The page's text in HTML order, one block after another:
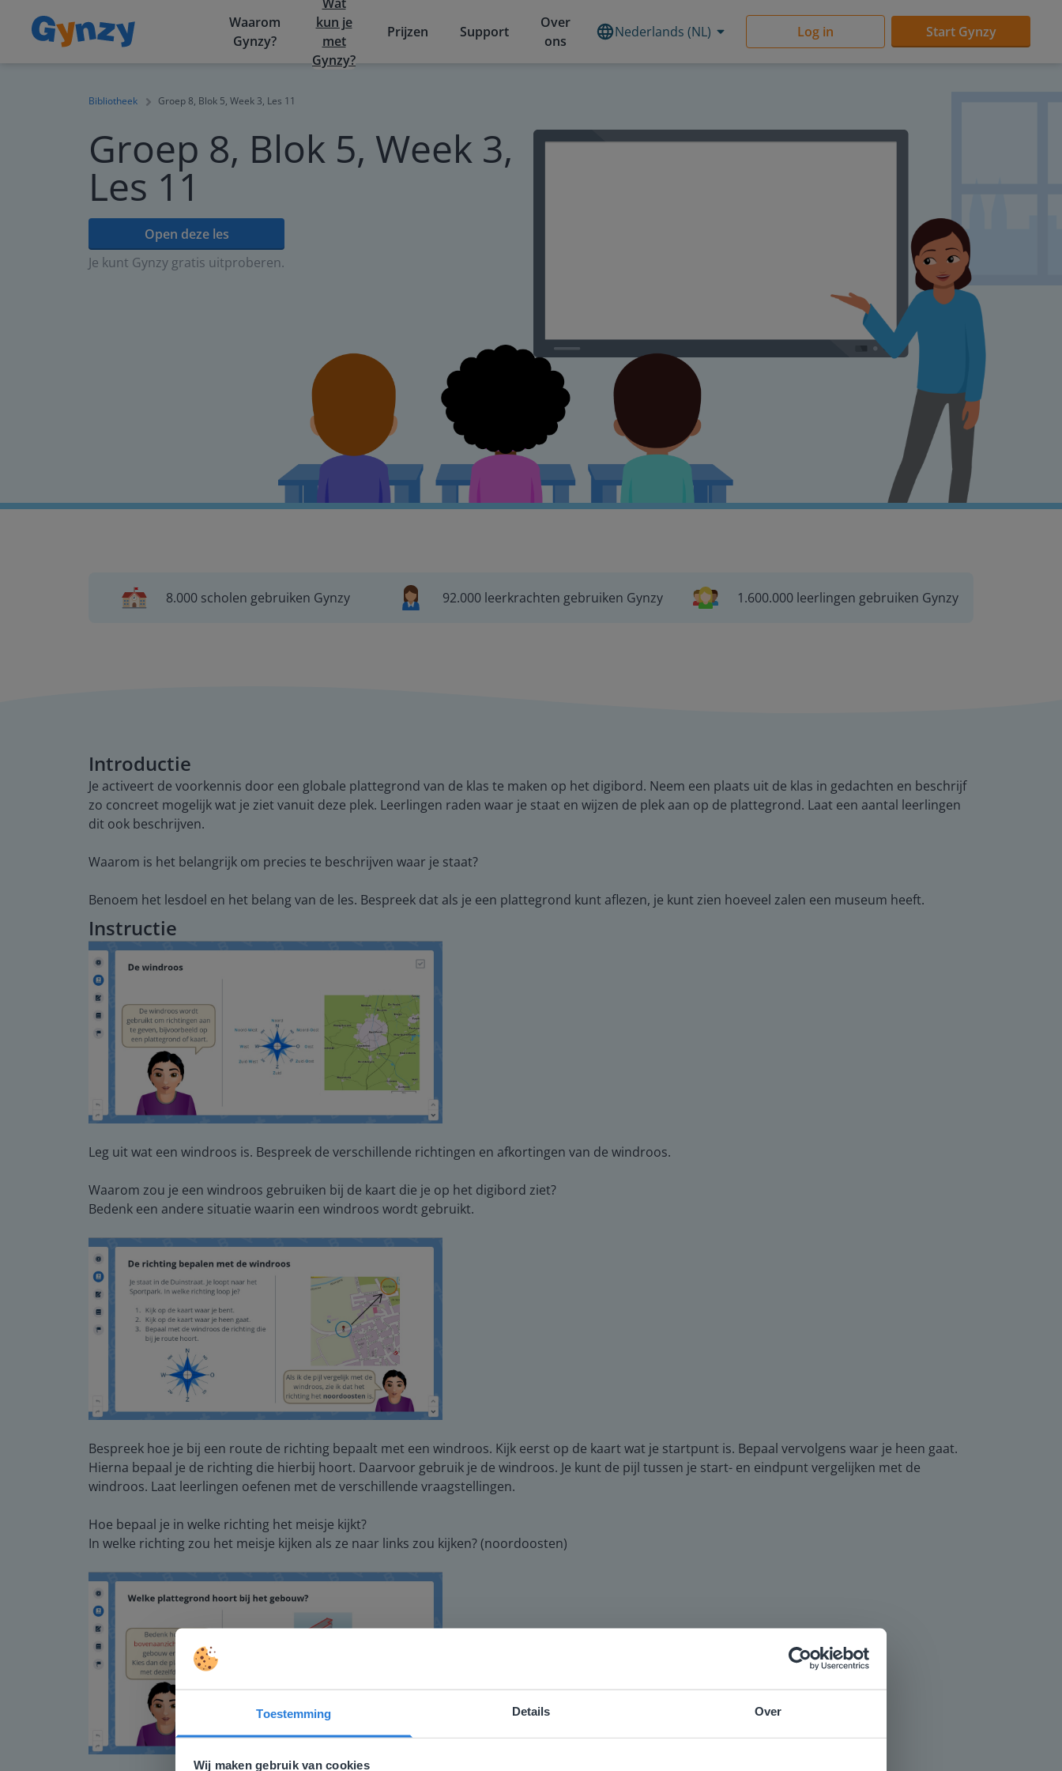
Toestemming Details Over
Wij maken gebruik van cookies
Waarom
Gynzy?
kun je
met
Gynzy?
Prijzen Support
Over
ons
Nederlands (NL) Log in Start Gynzy
Bibliotheek Groep 8, Blok 5, Week 3, Les 11
Groep 8, Blok 5, Week 3,
Les 11
Open deze les
Je kunt Gynzy gratis uitproberen.
8.000 scholen gebruiken Gynzy 92.000 leerkrachten gebruiken Gynzy 1.600.000 leerlingen gebruiken Gynzy
Introductie
Je activeert de voorkennis door een globale plattegrond van de klas te maken op het digibord. Neem een plaats uit de klas in gedachten en beschrijf
zo concreet mogelijk wat je ziet vanuit deze plek. Leerlingen raden waar je staat en wijzen de plek aan op de plattegrond. Laat een aantal leerlingen
dit ook beschrijven.
Waarom is het belangrijk om precies te beschrijven waar je staat?
Benoem het lesdoel en het belang van de les. Bespreek dat als je een plattegrond kunt aflezen, je kunt zien hoeveel zalen een museum heeft.
Instructie
Leg uit wat een windroos is. Bespreek de verschillende richtingen en afkortingen van de windroos.
Waarom zou je een windroos gebruiken bij de kaart die je op het digibord ziet?
Bedenk een andere situatie waarin een windroos wordt gebruikt.
Bespreek hoe je bij een route de richting bepaalt met een windroos. Kijk eerst op de kaart wat je startpunt is. Bepaal vervolgens waar je heen gaat.
Hierna bepaal je de richting die hierbij hoort. Daarvoor gebruik je de windroos. Je kunt de pijl tussen je start- en eindpunt vergelijken met de
windroos. Laat leerlingen oefenen met de verschillende vraagstellingen.
Hoe bepaal je in welke richting het meisje kijkt?
In welke richting zou het meisje kijken als ze naar links zou kijken? (noordoosten)
Deze website komt niet overeen met je locatie
Gezien je locatie, denken we dat je misschien liever naar de website voor